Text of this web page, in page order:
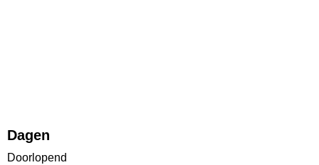
Dagen
Doorlopend